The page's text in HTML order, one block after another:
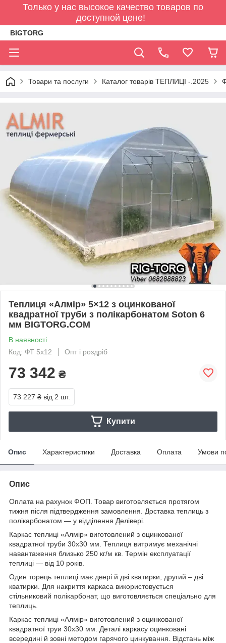
Только у нас высокое качество товаров по
доступной цене!
BIGTORG
Товари та послуги Каталог товарів ТЕПЛИЦІ -.2025
Теплиця «Алмір» 5×12 з оцинкованої
квадратної труби з полікарбонатом Soton 6
мм BIGTORG.COM
В наявності
Код: ФТ 5x12
Опт і роздріб
73 342 ₴
73 227 ₴ від 2 шт.
Купити
Опис Характеристики Доставка Оплата Умови
Опис
Оплата на рахунок ФОП. Товар виготовляється протягом
тижня після підтвердження замовлення. Доставка теплиць з
полікарбонатом — у відділення Делівері.
Каркас теплиці «Алмір» виготовлений з оцинкованої
квадратної труби 30х30 мм. Теплиця витримує механічні
навантаження близько 250 кг/м кв. Термін експлуатації
теплиці — від 10 років.
Один торець теплиці має двері й дві кватирки, другий – дві
кватирки. Для накриття каркаса використовується
стільниковий полікарбонат, що виготовляється спеціально для
теплиць.
Каркас теплиці «Алмір» виготовлений з оцинкованої
квадратної труи 30х30 мм. Деталі каркасу оцинковані
всередині й зовні методом гарячого цинкування. Відстань між